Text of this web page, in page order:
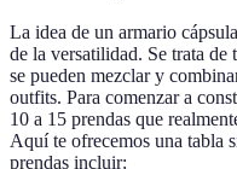
La idea de un armario
de la versatilidad. Se trata
se pueden mezclar y
outfits. Para comenzar a
10 a 15 prendas que
Aquí te ofrecemos una tabla
prendas incluir: